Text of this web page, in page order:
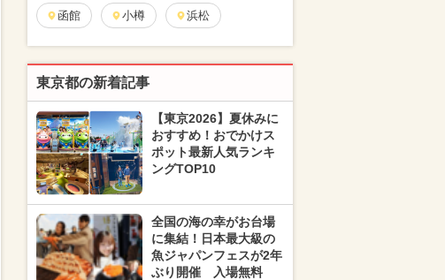
函館 小樽 浜松
東京都の新着記事
【東京2026】夏休みに
おすすめ！おでかけス
ポット最新人気ランキ
ングTOP10
全国の海の幸がお台場
に集結！日本最大級の
魚ジャパンフェスが2年
ぶり開催 入場無料